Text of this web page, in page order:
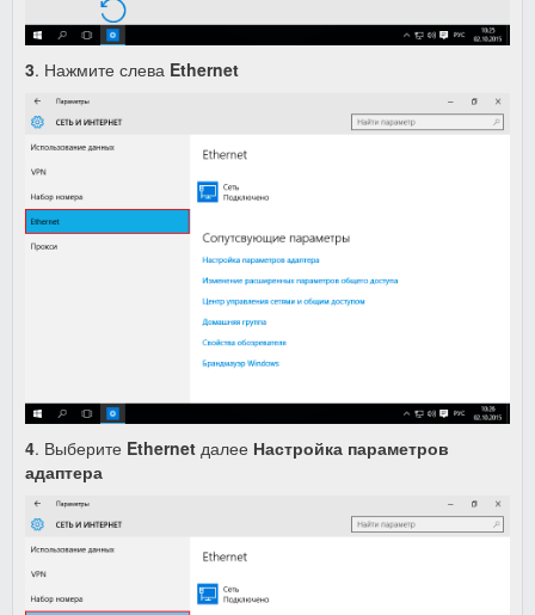
3. Нажмите слева Ethernet
4. Выберите Ethernet далее Настройка параметров
адаптера